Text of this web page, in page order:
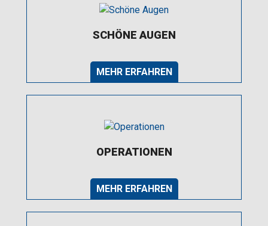
SCHÖNE AUGEN
MEHR ERFAHREN
OPERATIONEN
MEHR ERFAHREN